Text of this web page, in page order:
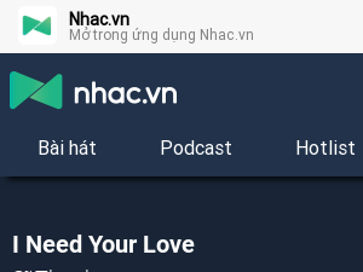
Nhac.vn
Mở trong ứng dụng Nhac.vn
Bài hát Podcast Hotlist
I Need Your Love